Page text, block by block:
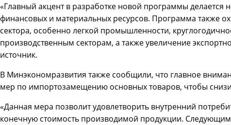
«Главный акцент в разработке новой программы делается
финансовых и материальных ресурсов. Программа также
сектора, особенно легкой промышленности,
производственным секторам, а также увеличение
источник.
В Минэкономразвития также сообщили, что главное
мер по импортозамещению основных товаров, чтобы
«Данная мера позволит удовлетворить внутренний
конечную стоимость производимой продукции.